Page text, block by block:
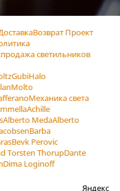
Возврат Проект
светильников
GubiHalo
Molto
Механика света
Achille
Alberto MedaAlberto
Barba
Bevk Perovic
Torsten ThorupDante
Dima Loginoff
Яндекс